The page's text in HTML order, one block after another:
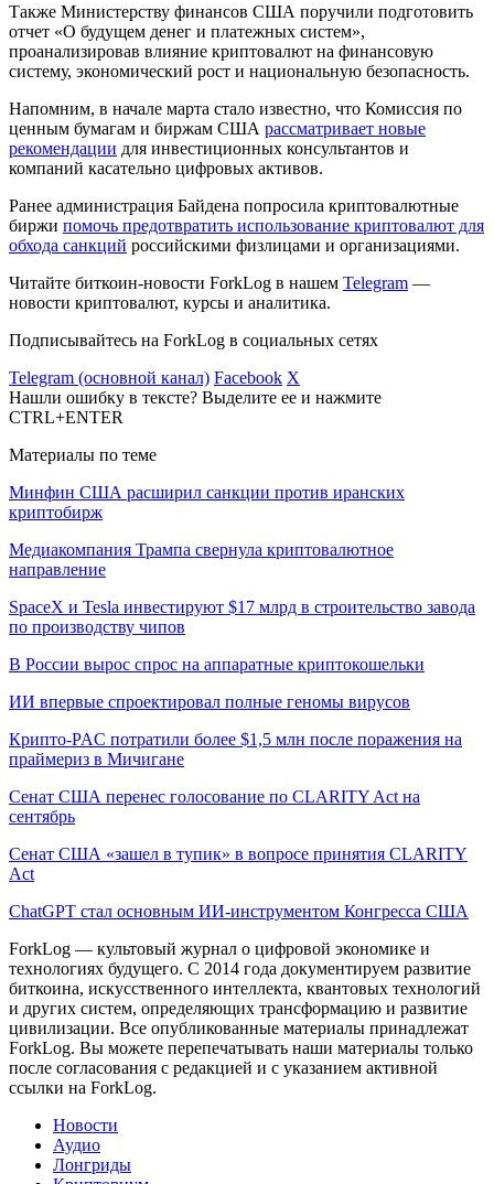
Также Министерству финансов США поручили подготовить
отчет «О будущем денег и платежных систем»,
проанализировав влияние криптовалют на финансовую
систему, экономический рост и национальную безопасность.
Напомним, в начале марта стало известно, что Комиссия по
ценным бумагам и биржам США рассматривает новые
рекомендации для инвестиционных консультантов и
компаний касательно цифровых активов.
Ранее администрация Байдена попросила криптовалютные
биржи помочь предотвратить использование криптовалют для
обхода санкций российскими физлицами и организациями.
Читайте биткоин-новости ForkLog в нашем Telegram —
новости криптовалют, курсы и аналитика.
Подписывайтесь на ForkLog в социальных сетях
Telegram (основной канал) Facebook X
Нашли ошибку в тексте? Выделите ее и нажмите
CTRL+ENTER
Материалы по теме
Минфин США расширил санкции против иранских
криптобирж
Медиакомпания Трампа свернула криптовалютное
направление
SpaceX и Tesla инвестируют $17 млрд в строительство завода
по производству чипов
В России вырос спрос на аппаратные криптокошельки
ИИ впервые спроектировал полные геномы вирусов
Крипто-PAC потратили более $1,5 млн после поражения на
праймериз в Мичигане
Сенат США перенес голосование по CLARITY Act на
сентябрь
Сенат США «зашел в тупик» в вопросе принятия CLARITY
Act
ChatGPT стал основным ИИ-инструментом Конгресса США
ForkLog — культовый журнал о цифровой экономике и
технологиях будущего. С 2014 года документируем развитие
биткоина, искусственного интеллекта, квантовых технологий
и других систем, определяющих трансформацию и развитие
цивилизации. Все опубликованные материалы принадлежат
ForkLog. Вы можете перепечатывать наши материалы только
после согласования с редакцией и с указанием активной
ссылки на ForkLog.
Новости
Аудио
Лонгриды